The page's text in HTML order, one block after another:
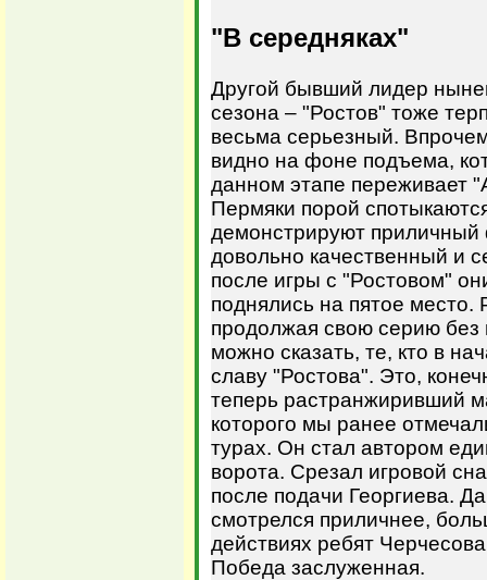
"В середняках"
Другой бывший лидер
сезона – "Ростов" тоже
весьма серьезный.
видно на фоне подъема,
данном этапе переживает
Пермяки порой
демонстрируют приличный
довольно качественный и
после игры с "Ростовом"
поднялись на пятое место.
продолжая свою серию без
можно сказать, те, кто в
славу "Ростова". Это,
теперь растранжиривший
которого мы ранее
турах. Он стал автором
ворота. Срезал игровой
после подачи Георгиева.
смотрелся приличнее,
действиях ребят
Победа заслуженная.